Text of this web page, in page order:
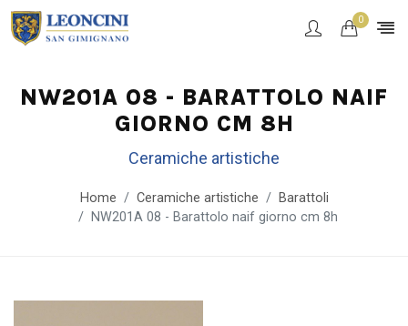
0
NW201A 08 - BARATTOLO NAIF
GIORNO CM 8H
Ceramiche artistiche
Home Ceramiche artistiche
Barattoli
NW201A 08 - Barattolo naif giorno cm 8h